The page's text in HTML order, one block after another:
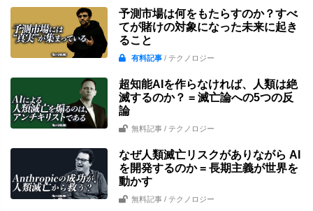
予測市場は何をもたらすのか？すべ
てが賭けの対象になった未来に起き
ること
有料記事/ テクノロジー
超知能AIを作らなければ、人類は絶
滅するのか？ = 滅亡論への5つの反
論
無料記事 / テクノロジー
なぜ人類滅亡リスクがありながら AI
を開発するのか = 長期主義が世界を
動かす
無料記事 / テクノロジー